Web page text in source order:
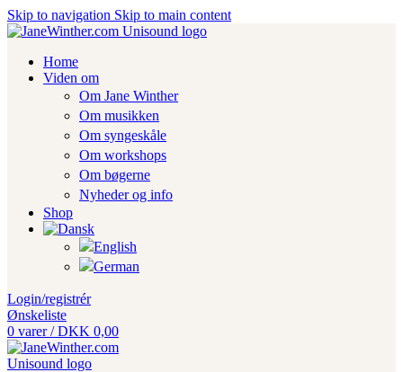
Skip to navigation Skip to main content
Home
Viden om
Om Jane Winther
Om musikken
Om syngeskåle
Om workshops
Om bøgerne
Nyheder og info
Shop
Login/registrér
Ønskeliste
0 varer / DKK 0,00